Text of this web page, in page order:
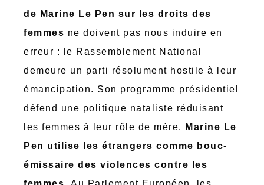
de Marine Le Pen sur les droits des
femmes ne doivent pas nous induire en
erreur : le Rassemblement National
demeure un parti résolument hostile à leur
émancipation. Son programme présidentiel
défend une politique nataliste réduisant
les femmes à leur rôle de mère.
Marine Le
Pen utilise les étrangers comme bouc-
émissaire des violences contre les